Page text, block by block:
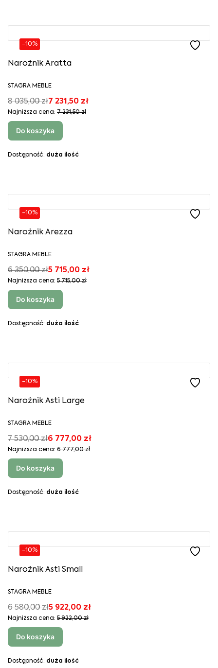
-10%
Narożnik Aratta
STAGRA MEBLE
8 035,00 zł7 231,50 zł
Najniższa cena: 7 231,50 zł
Do koszyka
Dostępność: duża ilość
-10%
Narożnik Arezza
STAGRA MEBLE
6 350,00 zł5 715,00 zł
Najniższa cena: 5 715,00 zł
Do koszyka
Dostępność: duża ilość
-10%
Narożnik Asti Large
STAGRA MEBLE
7 530,00 zł6 777,00 zł
Najniższa cena: 6 777,00 zł
Do koszyka
Dostępność: duża ilość
-10%
Narożnik Asti Small
STAGRA MEBLE
6 580,00 zł5 922,00 zł
Najniższa cena: 5 922,00 zł
Do koszyka
Dostępność: duża ilość